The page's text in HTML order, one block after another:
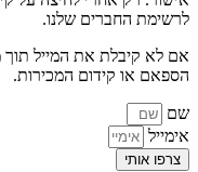
לרשימת החברים שלנו.
אם לא קיבלת את המייל
הספאם או קידום המכירות.
שם
אימייל
צרפו אותי